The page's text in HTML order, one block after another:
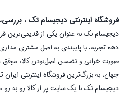
فروشگاه اینترنتی دیجیسام تک ،
دیجیسام تک به عنوان یکی از قدیمی‌ترین
صورت خرابی و تضمین اصل‌بودن کالا، موفق
جهان، به بزرگ‌ترین فروشگاه اینترنتی
دیجیسام تک با یک سایت پر از کالا رو به رو